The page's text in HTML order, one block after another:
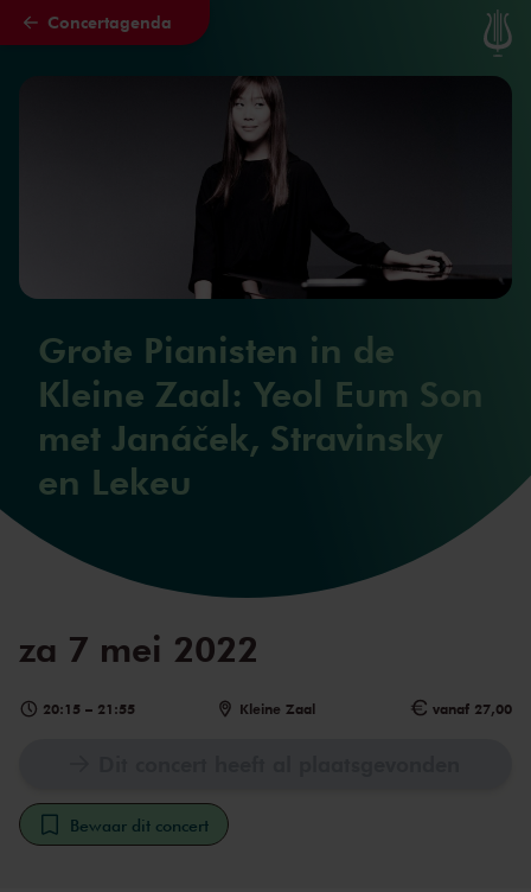
Naar hoofdcontent
Concertagenda
Grote Pianisten in de
Kleine Zaal: Yeol Eum Son
met Janáček, Stravinsky
en Lekeu
za 7 mei 2022
20:15 – 21:55 Kleine Zaal vanaf 27,00
Bewaar dit concert